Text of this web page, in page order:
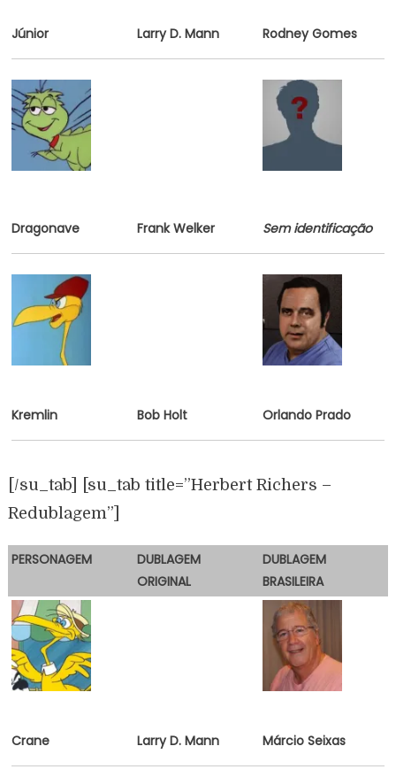
Júnior Larry D. Mann Rodney Gomes
Dragonave Frank Welker Sem identificação
Kremlin Bob Holt Orlando Prado
[/su_tab] [su_tab title=”Herbert Richers –
Redublagem”]
PERSONAGEM
DUBLAGEM
ORIGINAL
DUBLAGEM
BRASILEIRA
Crane Larry D. Mann Márcio Seixas